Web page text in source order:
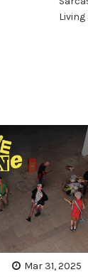
Mar 31, 2025